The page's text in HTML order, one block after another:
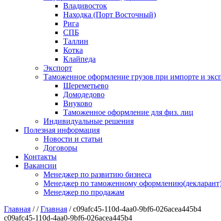
Владивосток
Находка (Порт Восточный)
Рига
СПБ
Таллин
Котка
Клайпеда
Экспорт
Таможенное оформление грузов при импорте и
Шереметьево
Домодедово
Внуково
Таможенное оформление для физ. лиц
Индивидуальные решения
Полезная информация
Новости и статьи
Договоры
Контакты
Вакансии
Менеджер по развитию бизнеса
Менеджер по таможенному
Менеджер по продажам
Главная //Главная /c09afc45-110d-4aa0-9bf6-026acea445b4
c09afc45-110d-4aa0-9bf6-026acea445b4